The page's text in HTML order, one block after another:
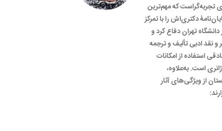
تجربه‌گراست که مهم‌ترین
دکتری‌اش را با تمرکز
شناختی در سال ۱۳۹۴ در دانشگاه تهران دفاع کرد و
نقد ادبی تألیف و ترجمه
استفاده از امکانات
است. به‌علاوه،
از ویژگی‌های آثار